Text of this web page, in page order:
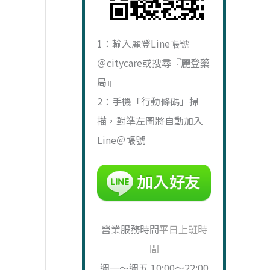
1：輸入麗登Line帳號
＠citycare或搜尋『麗登藥
局』
2：手機「行動條碼」掃
描，對準左圖將自動加入
Line＠帳號
營業服務時間平日上班時
間